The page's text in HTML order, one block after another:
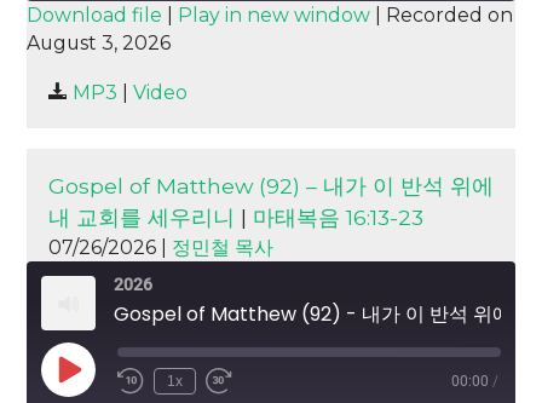
SUBSCRIBE SHARE
SHARE
LINK
Download file Play in new window
Recorded on
August 3, 2026
MP3 Video
Gospel of Matthew (92) – 내가 이 반석 위에
내 교회를 세우리니 | 마태복음 16:13-23
07/26/2026 | 정민철 목사
2026
Play
Episode
1x 00:00 /